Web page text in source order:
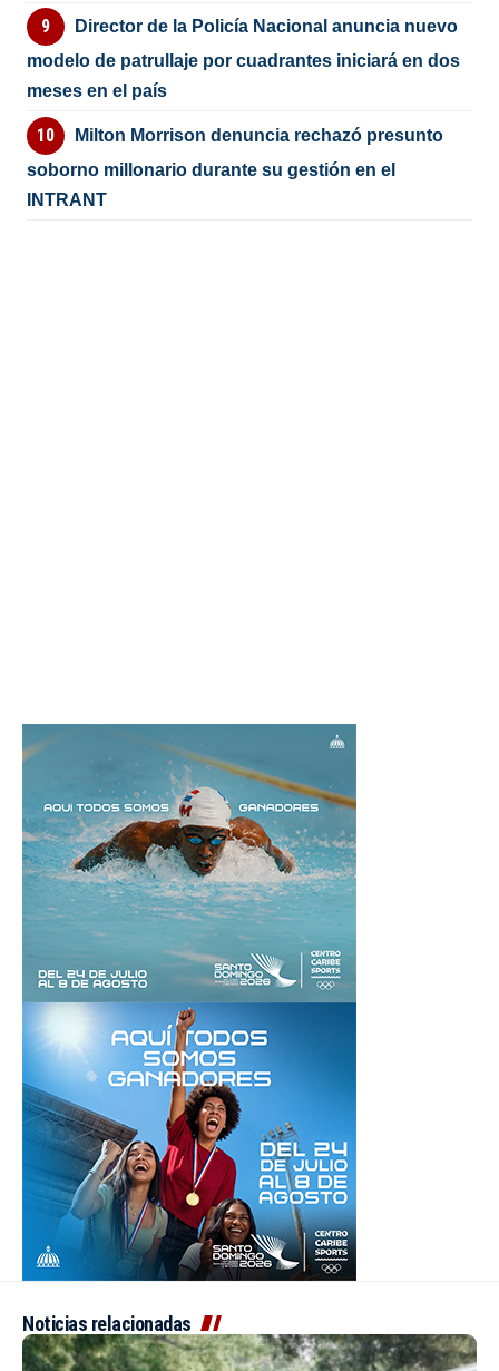
Director de la Policía Nacional anuncia nuevo
modelo de patrullaje por cuadrantes iniciará en dos
meses en el país
Milton Morrison denuncia rechazó presunto
soborno millonario durante su gestión en el
INTRANT
Noticias relacionadas